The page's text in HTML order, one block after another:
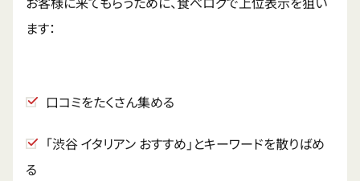
ます：
口コミをたくさん集める
「渋谷 イタリアン おすすめ」とキーワードを散りばめ
る